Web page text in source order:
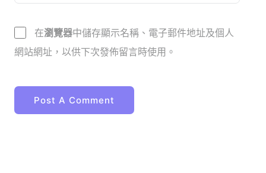
在瀏覽器中儲存顯示名稱、電子郵件地址及個人
網站網址，以供下次發佈留言時使用。